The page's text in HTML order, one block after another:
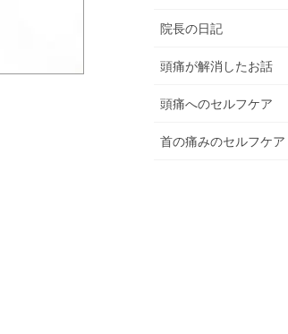
院長の日記
頭痛が解消したお話
頭痛へのセルフケア
首の痛みのセルフケア